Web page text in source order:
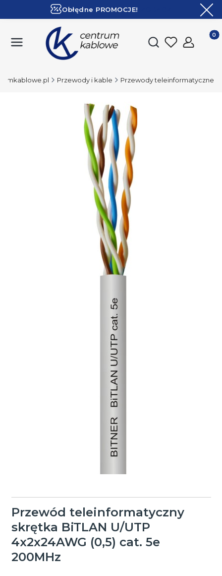
Obłędne PROMOCJE!
Otwórz
Przewody i kable Przewody teleinformatyczne
Przewód teleinformatyczny
skrętka BiTLAN U/UTP
4x2x24AWG (0,5) cat. 5e
200MHz